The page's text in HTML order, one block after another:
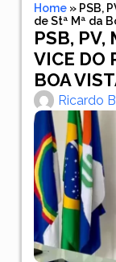
Home» PSB,
de Stª Mª da
PSB, PV,
VICE DO
BOA
Ricardo